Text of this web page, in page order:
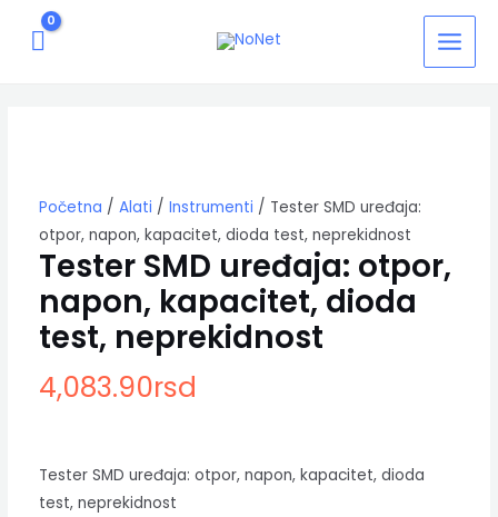
MAIN
MENU
Početna / Alati / Instrumenti / Tester SMD uređaja:
otpor, napon, kapacitet, dioda test, neprekidnost
Tester SMD uređaja: otpor,
napon, kapacitet, dioda
test, neprekidnost
4,083.90rsd
Tester SMD uređaja: otpor, napon, kapacitet, dioda
test, neprekidnost
kapacitet,
dioda
test,
neprekidnost
količina